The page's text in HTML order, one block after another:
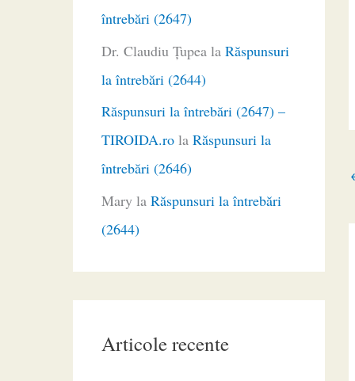
întrebări (2647)
Dr. Claudiu Ţupea la Răspunsuri
la întrebări (2644)
Răspunsuri la întrebări (2647) –
TIROIDA.ro la Răspunsuri la
întrebări (2646)
Mary la Răspunsuri la întrebări
(2644)
Articole recente